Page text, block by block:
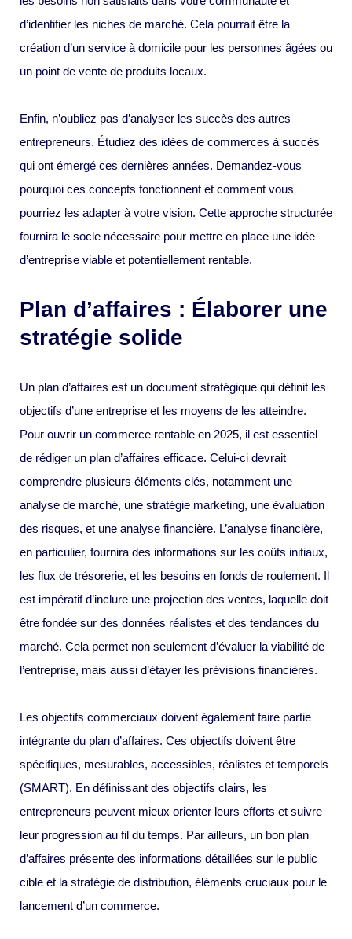
d’identifier les niches de marché. Cela pourrait être la
création d’un service à domicile pour les personnes âgées ou
un point de vente de produits locaux.
Enfin, n’oubliez pas d’analyser les succès des autres
entrepreneurs. Étudiez des idées de commerces à succès
qui ont émergé ces dernières années. Demandez-vous
pourquoi ces concepts fonctionnent et comment vous
pourriez les adapter à votre vision. Cette approche structurée
fournira le socle nécessaire pour mettre en place une idée
d’entreprise viable et potentiellement rentable.
Plan d’affaires : Élaborer une
stratégie solide
Un plan d’affaires est un document stratégique qui définit les
objectifs d’une entreprise et les moyens de les atteindre.
Pour ouvrir un commerce rentable en 2025, il est essentiel
de rédiger un plan d’affaires efficace. Celui-ci devrait
comprendre plusieurs éléments clés, notamment une
analyse de marché, une stratégie marketing, une évaluation
des risques, et une analyse financière. L’analyse financière,
en particulier, fournira des informations sur les coûts initiaux,
les flux de trésorerie, et les besoins en fonds de roulement. Il
est impératif d’inclure une projection des ventes, laquelle doit
être fondée sur des données réalistes et des tendances du
marché. Cela permet non seulement d’évaluer la viabilité de
l’entreprise, mais aussi d’étayer les prévisions financières.
Les objectifs commerciaux doivent également faire partie
intégrante du plan d’affaires. Ces objectifs doivent être
spécifiques, mesurables, accessibles, réalistes et temporels
(SMART). En définissant des objectifs clairs, les
entrepreneurs peuvent mieux orienter leurs efforts et suivre
leur progression au fil du temps. Par ailleurs, un bon plan
d’affaires présente des informations détaillées sur le public
cible et la stratégie de distribution, éléments cruciaux pour le
lancement d’un commerce.